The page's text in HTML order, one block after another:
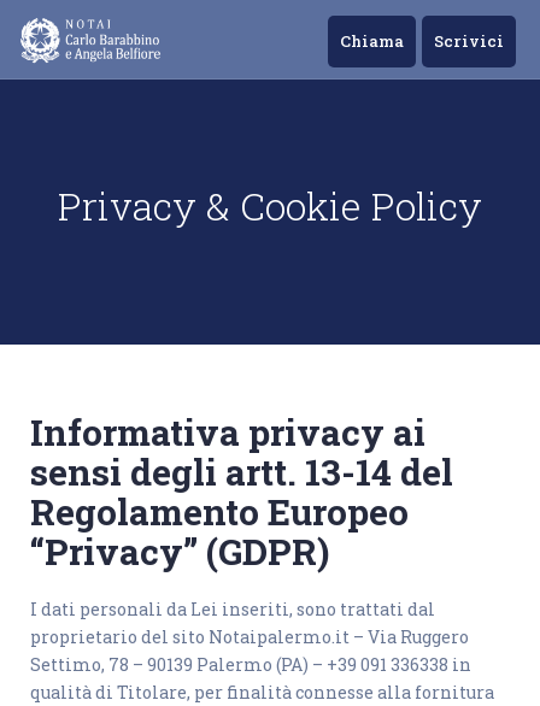
Chiama Scrivici
Privacy & Cookie Policy
Informativa privacy ai
sensi degli artt. 13-14 del
Regolamento Europeo
“Privacy” (GDPR)
I dati personali da Lei inseriti, sono trattati dal
proprietario del sito Notaipalermo.it – Via Ruggero
Settimo, 78 – 90139 Palermo (PA) – +39 091 336338 in
qualità di Titolare, per finalità connesse alla fornitura